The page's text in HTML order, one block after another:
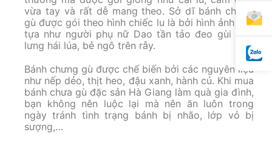
vừa tay và rất dễ mang theo. Sở dĩ bánh chưng
gù được gói theo hình chiếc lu là bởi hình ảnh này
tựa như người phụ nữ Dao tần tảo đeo gùi trên
lưng hái lúa, bẻ ngô trên rẫy.
Bánh chưng gù được chế biến bởi các nguyên liệu
như nếp dẻo, thịt heo, đậu xanh, hành củ. Khi mua
bánh chưa gù đặc sản Hà Giang làm quà gia đình,
bạn không nên luộc lại mà nên ăn luôn trong
ngày tránh tình trạng bánh bị nhão, lớp vỏ bị
sượng,…